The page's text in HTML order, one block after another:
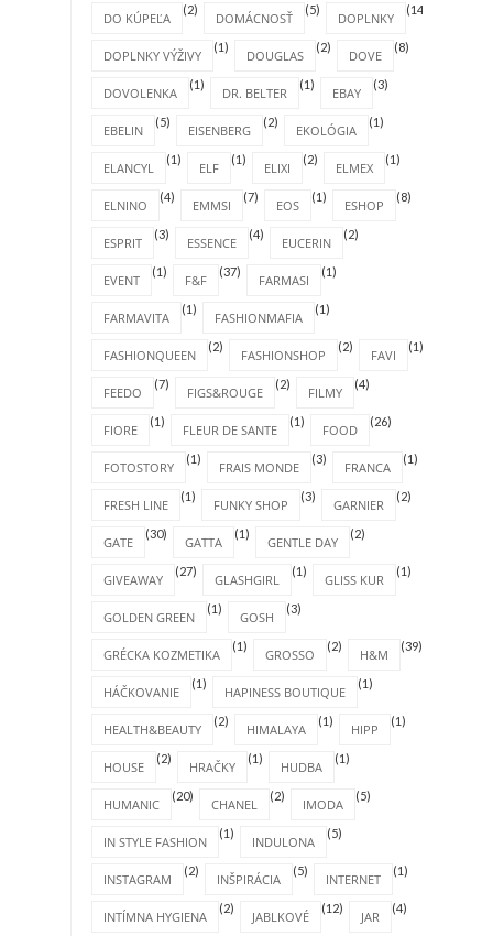
DO KÚPEĽA
(2)
DOMÁCNOSŤ
(5)
DOPLNKY
(14)
DOPLNKY VÝŽIVY
(1)
DOUGLAS
(2)
DOVE
(8)
DOVOLENKA
(1)
DR. BELTER
(1)
EBAY
(3)
EBELIN
(5)
EISENBERG
(2)
EKOLÓGIA
(1)
ELANCYL
(1)
ELF
(1)
ELIXI
(2)
ELMEX
(1)
ELNINO
(4)
EMMSI
(7)
EOS
(1)
ESHOP
(8)
ESPRIT
(3)
ESSENCE
(4)
EUCERIN
(2)
EVENT
(1)
F&F
(37)
FARMASI
(1)
FARMAVITA
(1)
FASHIONMAFIA
(1)
FASHIONQUEEN
(2)
FASHIONSHOP
(2)
FAVI
(1)
FEEDO
(7)
FIGS&ROUGE
(2)
FILMY
(4)
FIORE
(1)
FLEUR DE SANTE
(1)
FOOD
(26)
FOTOSTORY
(1)
FRAIS MONDE
(3)
FRANCA
(1)
FRESH LINE
(1)
FUNKY SHOP
(3)
GARNIER
(2)
GATE
(30)
GATTA
(1)
GENTLE DAY
(2)
GIVEAWAY
(27)
GLASHGIRL
(1)
GLISS KUR
(1)
GOLDEN GREEN
(1)
GOSH
(3)
GRÉCKA KOZMETIKA
(1)
GROSSO
(2)
H&M
(39)
HÁČKOVANIE
(1)
HAPINESS BOUTIQUE
(1)
HEALTH&BEAUTY
(2)
HIMALAYA
(1)
HIPP
(1)
HOUSE
(2)
HRAČKY
(1)
HUDBA
(1)
HUMANIC
(20)
CHANEL
(2)
IMODA
(5)
IN STYLE FASHION
(1)
INDULONA
(5)
INSTAGRAM
(2)
INŠPIRÁCIA
(5)
INTERNET
(1)
INTÍMNA HYGIENA
(2)
JABLKOVÉ
(12)
JAR
(4)